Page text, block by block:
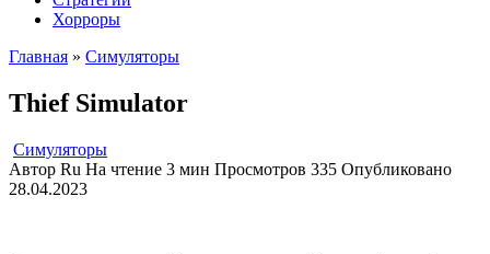
Хорроры
Главная » Симуляторы
Thief Simulator
Симуляторы
Автор Ru На чтение 3 мин Просмотров 335 Опубликовано
28.04.2023